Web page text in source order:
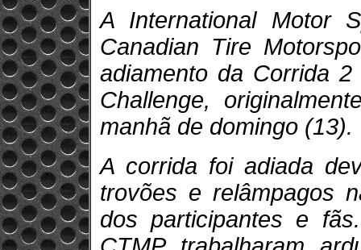
A International Motor
Canadian Tire
adiamento da Corrida
Challenge,
manhã de domingo (13).
A corrida foi adiada
trovões e relâmpagos
dos participantes e